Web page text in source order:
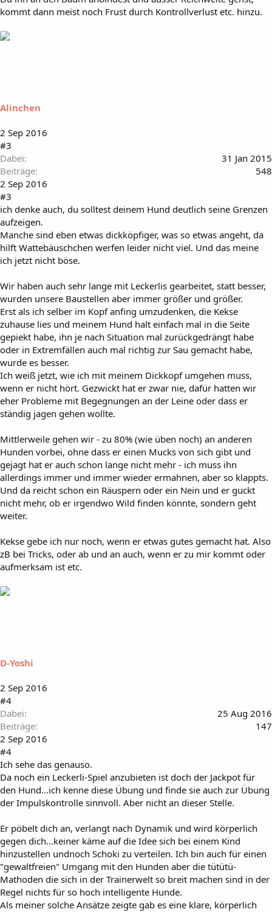
kommt dann meist noch Frust durch Kontrollverlust etc. hinzu.
Alinchen
2 Sep 2016
#3
Dabei
31 Jan 2015
Beiträge
548
2 Sep 2016
#3
ich denke auch, du solltest deinem Hund deutlich seine Grenzen
aufzeigen.
Manche sind eben etwas dickköpfiger, was so etwas angeht, da
hilft Wattebäuschchen werfen leider nicht viel. Und das meine
ich jetzt nicht böse.
Wir haben auch sehr lange mit Leckerlis gearbeitet, statt besser,
wurden unsere Baustellen aber immer größer und größer.
Erst als ich selber im Kopf anfing umzudenken, die Kekse
zuhause lies und meinem Hund halt einfach mal in die Seite
gepiekt habe, ihn je nach Situation mal zurückgedrängt habe
oder in Extremfällen auch mal richtig zur Sau gemacht habe,
wurde es besser.
Ich weiß jetzt, wie ich mit meinem Dickkopf umgehen muss,
wenn er nicht hört. Gezwickt hat er zwar nie, dafür hatten wir
eher Probleme mit Begegnungen an der Leine oder dass er
ständig jagen gehen wollte.
Mittlerweile gehen wir - zu 80% (wie üben noch) an anderen
Hunden vorbei, ohne dass er einen Mucks von sich gibt und
gejagt hat er auch schon lange nicht mehr - ich muss ihn
allerdings immer und immer wieder ermahnen, aber so klappts.
Und da reicht schon ein Räuspern oder ein Nein und er guckt
nicht mehr, ob er irgendwo Wild finden könnte, sondern geht
weiter.
Kekse gebe ich nur noch, wenn er etwas gutes gemacht hat. Also
zB bei Tricks, oder ab und an auch, wenn er zu mir kommt oder
aufmerksam ist etc.
D-Yoshi
2 Sep 2016
#4
Dabei
25 Aug 2016
Beiträge
147
2 Sep 2016
#4
Ich sehe das genauso.
Da noch ein Leckerli-Spiel anzubieten ist doch der Jackpot für
den Hund...ich kenne diese Übung und finde sie auch zur Übung
der Impulskontrolle sinnvoll. Aber nicht an dieser Stelle.
Er pöbelt dich an, verlangt nach Dynamik und wird körperlich
gegen dich...keiner käme auf die Idee sich bei einem Kind
hinzustellen undnoch Schoki zu verteilen. Ich bin auch für einen
"gewaltfreien" Umgang mit den Hunden aber die tütütü-
Mathoden die sich in der Trainerwelt so breit machen sind in der
Regel nichts für so hoch intelligente Hunde.
Als meiner solche Ansätze zeigte gab es eine klare, körperlich